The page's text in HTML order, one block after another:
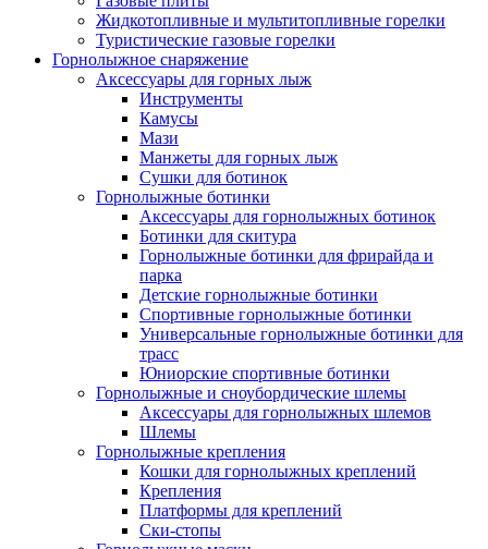
Жидкотопливные и мультитопливные горелки
Туристические газовые горелки
Горнолыжное снаряжение
Аксессуары для горных лыж
Инструменты
Камусы
Мази
Манжеты для горных лыж
Сушки для ботинок
Горнолыжные ботинки
Аксессуары для горнолыжных ботинок
Ботинки для скитура
Горнолыжные ботинки для фрирайда и
парка
Детские горнолыжные ботинки
Спортивные горнолыжные ботинки
Универсальные горнолыжные ботинки для
трасс
Юниорские спортивные ботинки
Горнолыжные и сноубордические шлемы
Аксессуары для горнолыжных шлемов
Шлемы
Горнолыжные крепления
Кошки для горнолыжных креплений
Крепления
Платформы для креплений
Ски-стопы